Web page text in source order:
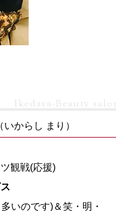
（いからし まり）
観戦(応援)
いのです)＆笑・明・